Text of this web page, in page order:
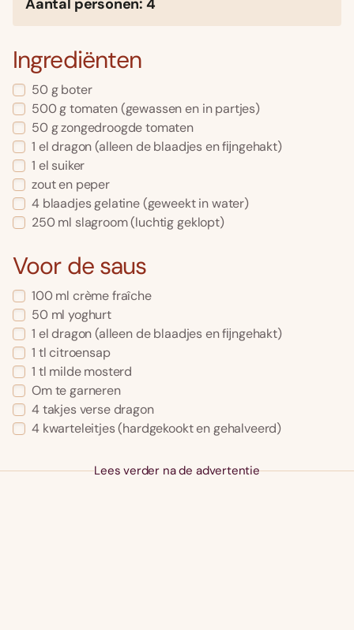
Aantal personen: 4
Ingrediënten
50 g boter
500 g tomaten (gewassen en in partjes)
50 g zongedroogde tomaten
1 el dragon (alleen de blaadjes en fĳngehakt)
1 el suiker
zout en peper
4 blaadjes gelatine (geweekt in water)
250 ml slagroom (luchtig geklopt)
Voor de saus
100 ml crème fraîche
50 ml yoghurt
1 el dragon (alleen de blaadjes en fĳngehakt)
1 tl citroensap
1 tl milde mosterd
Om te garneren
4 takjes verse dragon
4 kwarteleitjes (hardgekookt en gehalveerd)
Lees verder na de advertentie